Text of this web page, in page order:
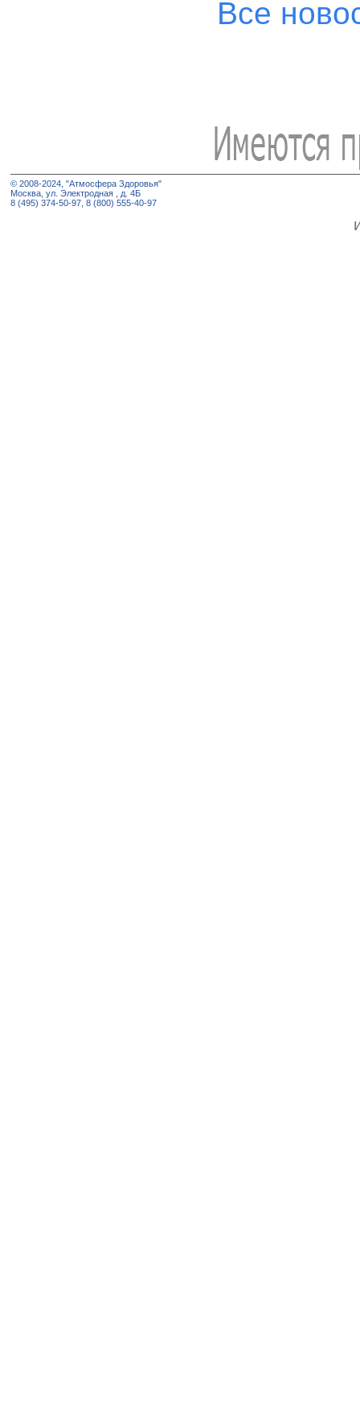
Все
© 2008-2024, "Атмосфера Здоровья"
Москва, ул. Электродная , д. 4Б
8 (495) 374-50-97, 8 (800) 555-40-97